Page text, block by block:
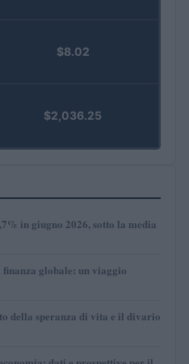
$8.02
$2,036.25
in giugno 2026, sotto la media
globale: un viaggio
della speranza di vita e il divario